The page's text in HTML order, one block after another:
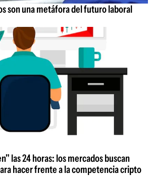
son una metáfora del futuro laboral
las 24 horas: los mercados buscan
hacer frente a la competencia cripto